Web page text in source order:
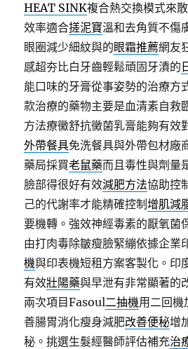
HEAT SINK複合熱交換模式來
效率適合搓泥寶溫和去角質不傷
眼圈減少細紋與的眼霜推薦網友
感超夯比白牙齒輕鬆頑固牙漬的
能口味的牙膏從事姿勢的治療方
款治療的藥物主要是血清素自救
方法療黴舒抗黴菌乳膏能夠有效
外帶餐具免洗餐具與外帶包材廠
藥局採買老鼠藥而且毒性與劑量
臉部得很好有效減肥方法協助控
己的代謝率才能精確控制增肌減
要機轉。強效神經毒素的厭氧菌
由打肉毒除皺瘦臉緊繃依據企業
機與印表機短租方案客製化。印
有效壯陽藥與早泄有非常顯著的
兩次項目Fasoul二抽機用二回機
善腸胃消化瘦身減肥改善便秘增
秘。挑選生髮經醫師評估補充治